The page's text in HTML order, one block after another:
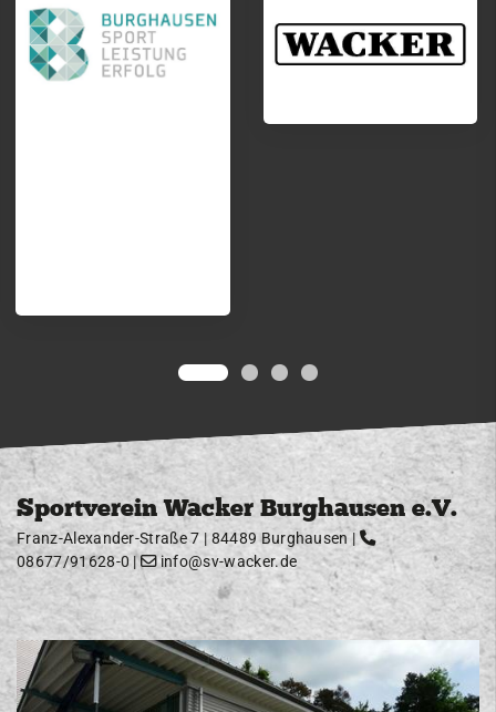
Sportverein Wacker Burghausen e.V.
Franz-Alexander-Straße 7 | 84489 Burghausen |
08677/91628-0 | info@sv-wacker.de